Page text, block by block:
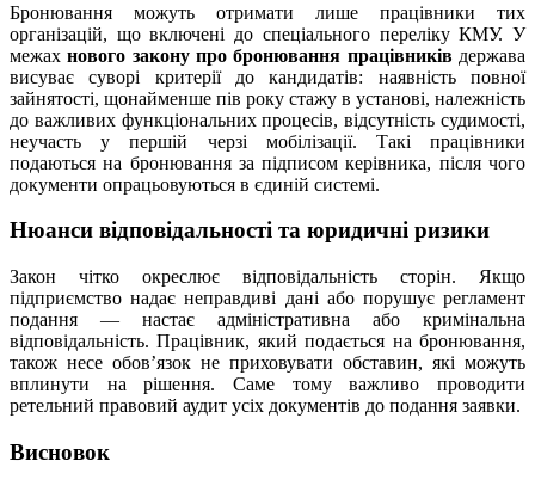
Бронювання можуть отримати лише працівники тих
організацій, що включені до спеціального переліку КМУ. У
межахнового закону про бронювання працівниківдержава
висуває суворі критерії до кандидатів: наявність повної
зайнятості, щонайменше пів року стажу в установі, належність
до важливих функціональних процесів, відсутність судимості,
неучасть у першій черзі мобілізації. Такі працівники
подаються на бронювання за підписом керівника, після чого
документи опрацьовуються в єдиній системі.
Нюанси відповідальності та юридичні ризики
Закон чітко окреслює відповідальність сторін. Якщо
підприємство надає неправдиві дані або порушує регламент
подання — настає адміністративна або кримінальна
відповідальність. Працівник, який подається на бронювання,
також несе обов’язок не приховувати обставин, які можуть
вплинути на рішення. Саме тому важливо проводити
ретельний правовий аудит усіх документів до подання заявки.
Висновок